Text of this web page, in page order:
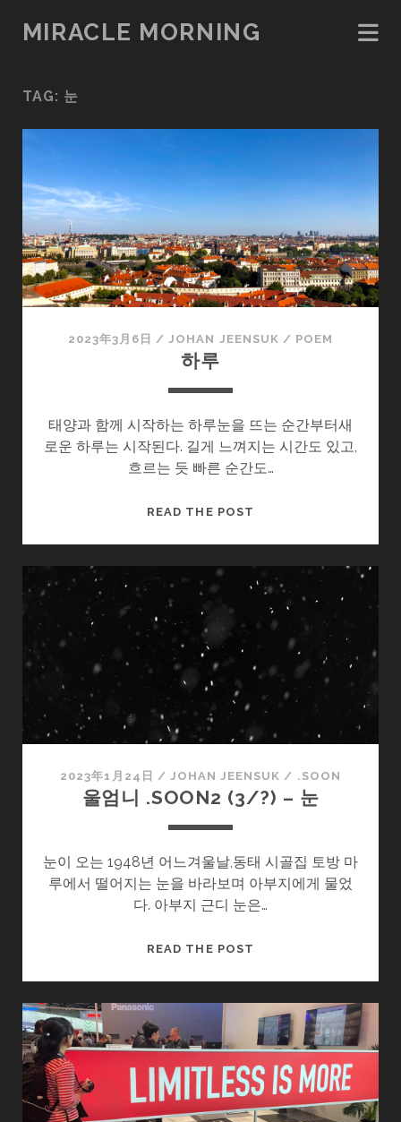
MIRACLE MORNING
TAG: 눈
2023年3月6日 /JOHAN JEENSUK / POEM
하루
태양과 함께 시작하는 하루눈을 뜨는 순간부터새
로운 하루는 시작된다. 길게 느껴지는 시간도 있고,
흐르는 듯 빠른 순간도…
READ THE POST
2023年1月24日 / JOHAN JEENSUK / .SOON
울엄니 .SOON2 (3/?) – 눈
눈이 오는 1948년 어느겨울날,동태 시골집 토방 마
루에서 떨어지는 눈을 바라보며 아부지에게 물었
다. 아부지 근디 눈은…
READ THE POST
.SOON2
(3/?)
–
눈